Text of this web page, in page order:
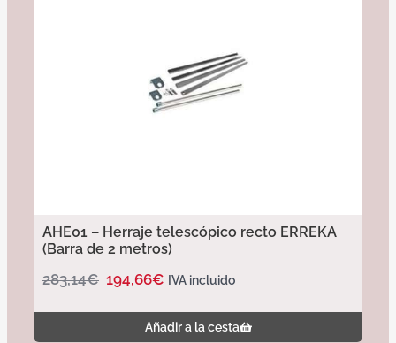
AHE01 – Herraje telescópico recto ERREKA
(Barra de 2 metros)
283,14€ 194,66€ IVA incluido
Añadir a la cesta